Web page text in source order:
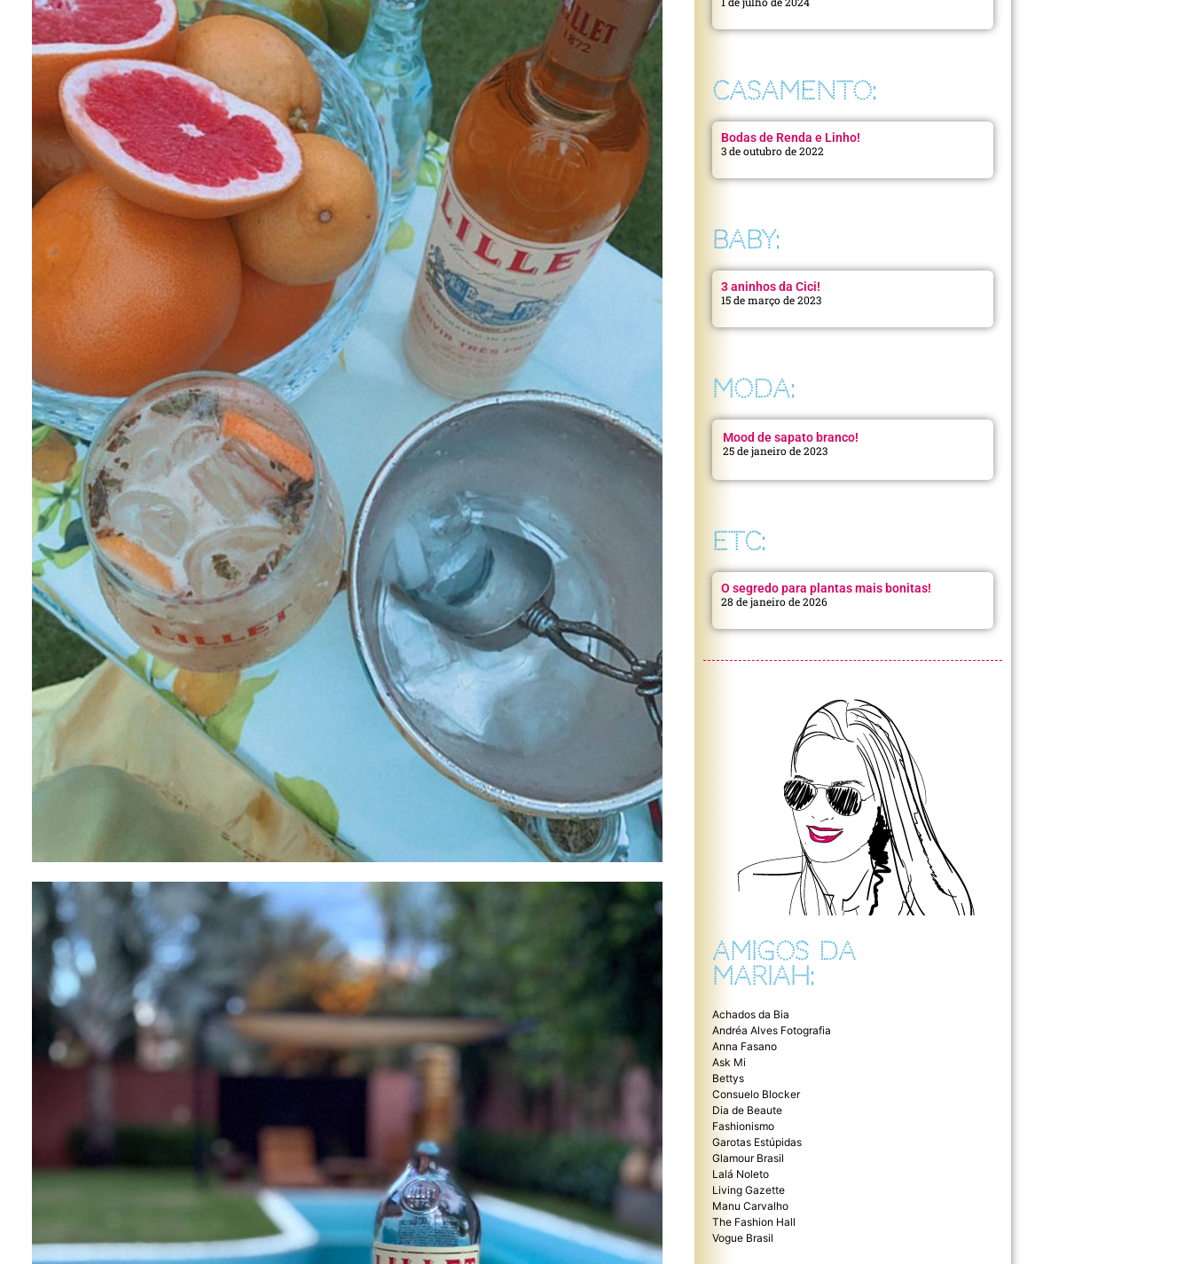
CASAMENTO:
Bodas de Renda e Linho!
3 de outubro de 2022
BABY:
3 aninhos da Cici!
15 de março de 2023
MODA:
Mood de sapato branco!
25 de janeiro de 2023
ETC:
O segredo para plantas mais bonitas!
28 de janeiro de 2026
AMIGOS DA
MARIAH:
Achados da Bia
Andréa Alves Fotografia
Anna Fasano
Ask Mi
Bettys
Consuelo Blocker
Dia de Beaute
Fashionismo
Garotas Estúpidas
Glamour Brasil
Lalá Noleto
Living Gazette
Manu Carvalho
The Fashion Hall
Vogue Brasil